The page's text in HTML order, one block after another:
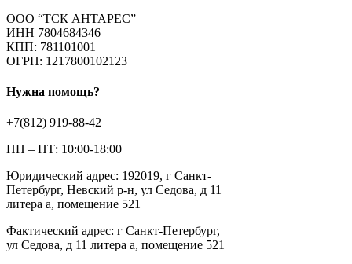
ООО “ТСК АНТАРЕС”
ИНН 7804684346
КПП: 781101001
ОГРН: 1217800102123
Нужна помощь?
+7(812) 919-88-42
ПН – ПТ: 10:00-18:00
Юридический адрес: 192019, г Санкт-
Петербург, Невский р-н, ул Седова, д 11
литера а, помещение 521
Фактический адрес: г Санкт-Петербург,
ул Седова, д 11 литера а, помещение 521